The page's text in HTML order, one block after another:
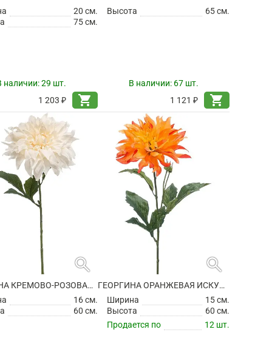
20 см.
75 см.
наличии:29 шт.
1 203 ₽
shopping_cart
Высота
65 см.
В наличии: 67 шт.
1 121 ₽
shopping_cart
search
ГЕОРГИНА КРЕМОВО-РОЗОВАЯ ИСКУССТВЕННАЯ
16 см.
60 см.
search
ГЕОРГИНА ОРАНЖЕВАЯ ИСКУССТВЕННАЯ
Ширина
15 см.
Высота
60 см.
Продается по
12 шт.